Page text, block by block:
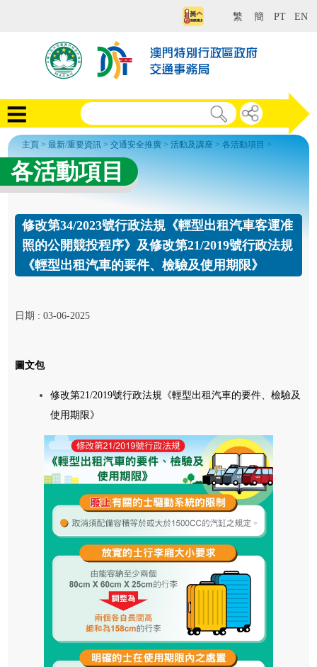
繁 簡 PT EN
主頁 >最新/重要資訊 >交通安全推廣 >活動及講座 >各活動項目 >
各活動項目
修改第34/2023號行政法規《輕型出租汽車客運准
照的公開競投程序》及修改第21/2019號行政法規
《輕型出租汽車的要件、檢驗及使用期限》
日期 : 03-06-2025
圖文包
修改第21/2019號行政法規《輕型出租汽車的要件、檢驗及
使用期限》